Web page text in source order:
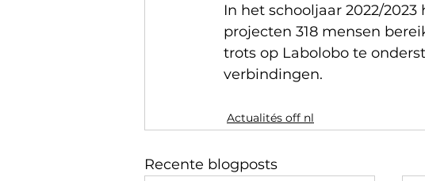
In het schooljaar 2022/
projecten 318 mensen
trots op Labolobo te
verbindingen.
Actualités off nl
Recente blogposts